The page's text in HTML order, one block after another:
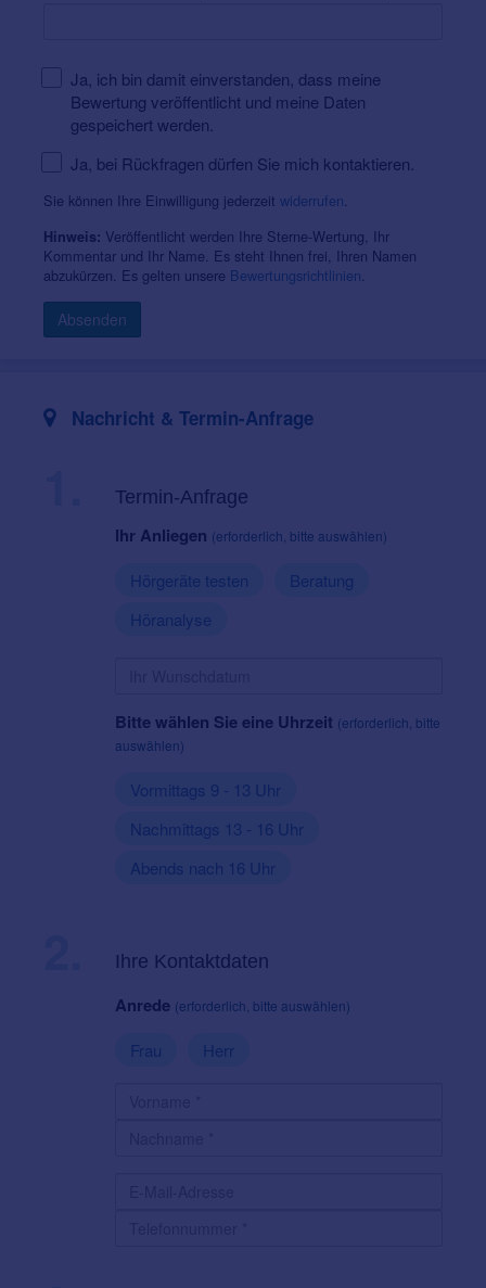
Ja, ich bin damit einverstanden, dass meine
Bewertung veröffentlicht und meine Daten
gespeichert werden.
Ja, bei Rückfragen dürfen Sie mich kontaktieren.
Sie können Ihre Einwilligung jederzeit widerrufen.
Hinweis: Veröffentlicht werden Ihre Sterne-Wertung, Ihr
Kommentar und Ihr Name. Es steht Ihnen frei, Ihren Namen
abzukürzen. Es gelten unsere Bewertungsrichtlinien.
Absenden
Nachricht & Termin-Anfrage
Termin-Anfrage
Ihr Anliegen (erforderlich, bitte auswählen)
Hörgeräte testen
Beratung
Höranalyse
Bitte wählen Sie eine Uhrzeit (erforderlich, bitte
auswählen)
Vormittags 9 - 13 Uhr
Nachmittags 13 - 16 Uhr
Abends nach 16 Uhr
Ihre Kontaktdaten
Anrede (erforderlich, bitte auswählen)
Frau Herr